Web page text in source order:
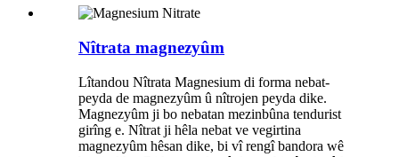
Nîtrata magnezyûm
Lîtandou Nîtrata Magnesium di forma nebat-
peyda de magnezyûm û nîtrojen peyda dike.
Magnezyûm ji bo nebatan mezinbûna tendurist
girîng e. Nîtrat ji hêla nebat ve vegirtina
magnezyûm hêsan dike, bi vî rengî bandora wê